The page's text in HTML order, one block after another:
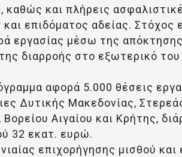
και πλήρεις
επιδόματος αδείας. Στόχος
εργασίας μέσω της απόκτησης
διαρροής στο εξωτερικό
αφορά 5.000 θέσεις
Δυτικής Μακεδονίας,
Αιγαίου και Κρήτης,
32 εκατ. ευρώ.
επιχορήγησης μισθού